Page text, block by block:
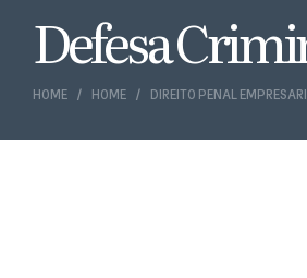
HOME HOME DIREITO PENAL
Defesa